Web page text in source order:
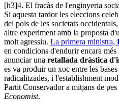
[h3]4. El fracàs de l'enginyeria
Si aquesta tardor les eleccions
del pols de les societats
altre experiment amb la proposta
molt agressiu. La primera ministra,
en condicions d'endurir encara
anunciar una retallada dràstica
es va produir un xoc entre les
radicalitzades, i l'establishment
Partit Conservador a mitjans de pes
Economist.